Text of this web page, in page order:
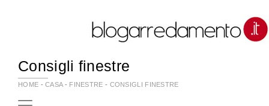
Consigli finestre
HOME -CASA- FINESTRE - CONSIGLI FINESTRE